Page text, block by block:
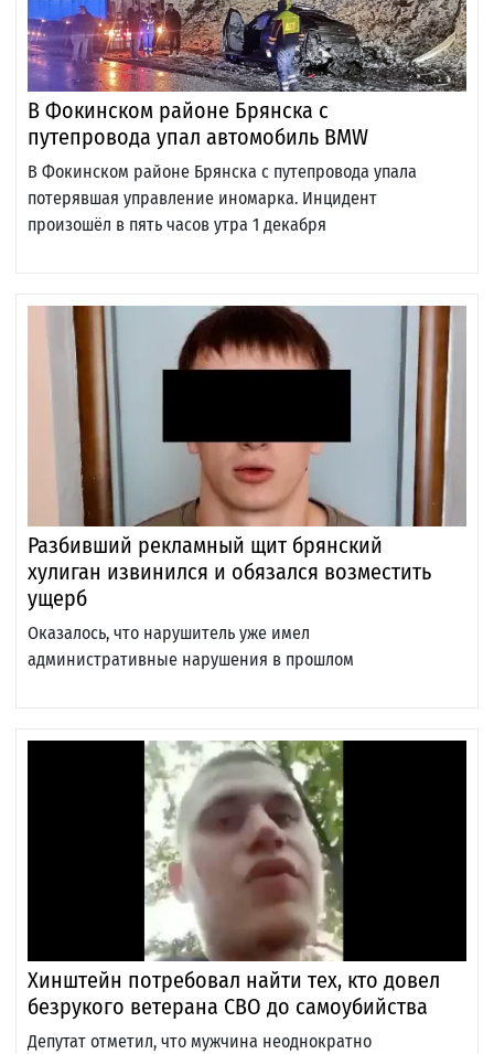
В Фокинском районе Брянска с
путепровода упал автомобиль BMW
В Фокинском районе Брянска с путепровода упала
потерявшая управление иномарка. Инцидент
произошёл в пять часов утра 1 декабря
Разбивший рекламный щит брянский
хулиган извинился и обязался возместить
ущерб
Оказалось, что нарушитель уже имел
административные нарушения в прошлом
Хинштейн потребовал найти тех, кто довел
безрукого ветерана СВО до самоубийства
Депутат отметил, что мужчина неоднократно